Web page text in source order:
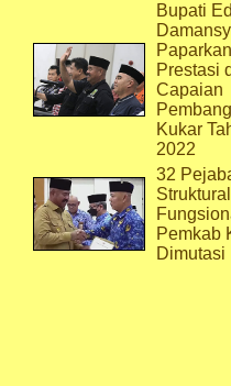
Bupati
Paparkan
Prestasi
Capaian
Kukar
2022
32
Pemkab
Dimutasi